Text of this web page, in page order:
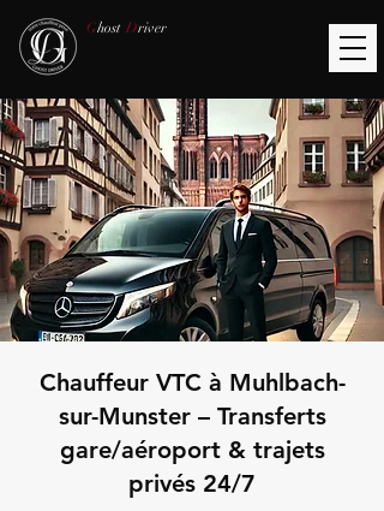
Ghost Driver
Chauffeur VTC à Muhlbach-
sur-Munster – Transferts
gare/aéroport & trajets
privés 24/7